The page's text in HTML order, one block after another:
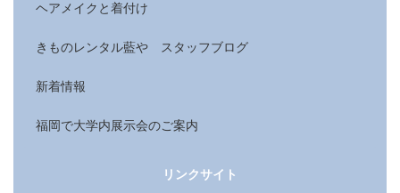
ヘアメイクと着付け
きものレンタル藍や スタッフブログ
新着情報
福岡で大学内展示会のご案内
リンクサイト